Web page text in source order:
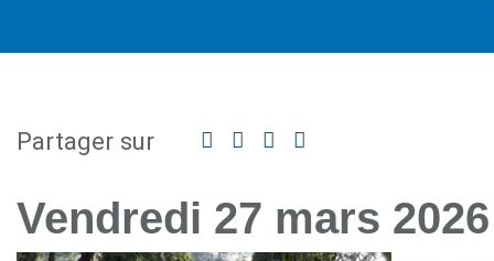
Partager sur Facebook
TwitterLinkedin
Vendredi 27 mars 2026